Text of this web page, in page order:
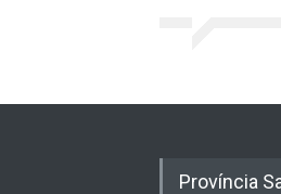
Província